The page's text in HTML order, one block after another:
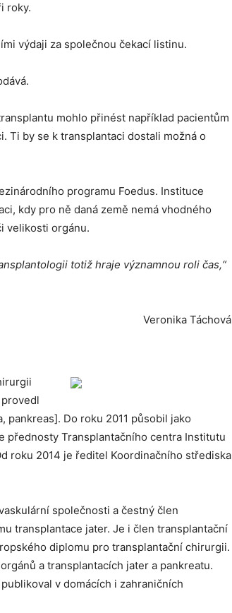
roky.
výdaji za společnou čekací listinu.
mohlo přinést například pacientům
Ti by se k transplantaci dostali možná o
programu Foedus. Instituce
kdy pro ně daná země nemá vhodného
velikosti orgánu.
totiž hraje významnou roli čas,“
Veronika Táchová
Do roku 2011 působil jako
přednosty Transplantačního centra Institutu
roku 2014 je ředitel Koordinačního střediska
společnosti a čestný člen
transplantace jater. Je i člen transplantační
diplomu pro transplantační chirurgii.
a transplantacích jater a pankreatu.
v domácích i zahraničních